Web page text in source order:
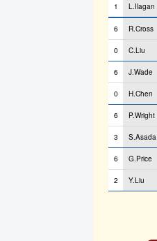
1 L.Ilagan
6 R.Cross
0 C.Liu
6 J.Wade
0 H.Chen
6 P.Wright
3 S.Asada
6 G.Price
2 Y.Liu